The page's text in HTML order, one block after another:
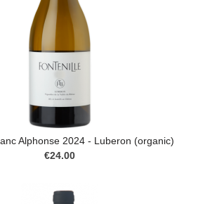
Alphonse 2024 - Luberon (organic)
€24.00